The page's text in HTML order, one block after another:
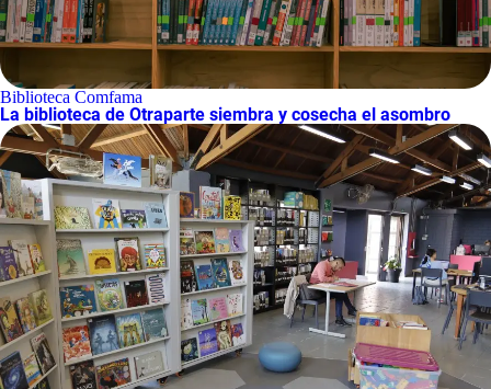
Biblioteca Comfama
La biblioteca de Otraparte siembra y cosecha el asombro